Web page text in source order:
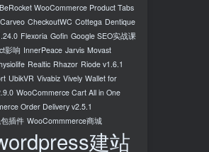
BeRocket WooCommerce Product Tabs
Carveo CheckoutWC Cottega Dentique
Flexoria Gofin Google SEO实战课
影响 InnerPeace Jarvis Movast
Realtic Rhazor Riode v1.6.1
UbikVR Vivabiz Vively Wallet for
WooCommerce Cart All in One
Order Delivery v2.5.1
插件 WooCommmerce商城
建站